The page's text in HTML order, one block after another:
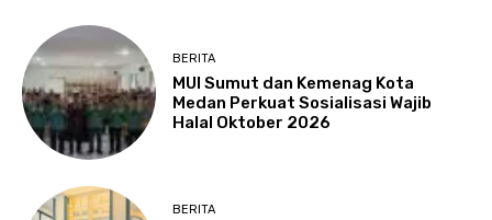
BERITA
MUI Sumut dan Kemenag Kota
Medan Perkuat Sosialisasi Wajib
Halal Oktober 2026
BERITA